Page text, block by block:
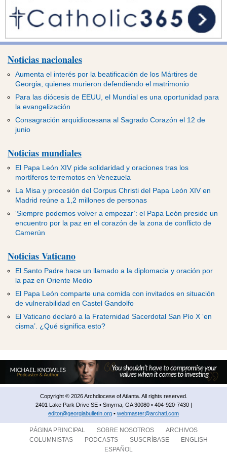
Noticias nacionales
Aumenta el interés por la beatificación de los Mártires de
Georgia, quienes murieron defendiendo el matrimonio
Para las diócesis de EEUU, el Mundial es una oportunidad para
la evangelización
Consagración arquidiocesana al Sagrado Corazón el 12 de
junio
Noticias mundiales
El Papa León XIV pide solidaridad y oraciones tras los
mortíferos terremotos en Venezuela
La Misa y procesión del Corpus Christi del Papa León XIV en
Madrid reúne a 1,2 millones de personas
‘Siempre podemos volver a empezar’: el Papa León preside un
encuentro por la paz en el corazón de la zona de conflicto de
Camerún
Noticias Vaticano
El Santo Padre hace un llamado a la diplomacia y oración por
la paz en Oriente Medio
El Papa León comparte una comida con invitados en situación
de vulnerabilidad en Castel Gandolfo
El Vaticano declaró a la Fraternidad Sacerdotal San Pío X ‘en
cisma’. ¿Qué significa esto?
Copyright © 2026 Archdiocese of Atlanta. All rights reserved.
2401 Lake Park Drive SE • Smyrna, GA 30080 • 404-920-7430 |
editor@georgiabulletin.org • webmaster@archatl.com
PÁGINA PRINCIPAL SOBRE NOSOTROS
ARCHIVOS
COLUMNISTAS
PODCASTS SUSCRÍBASE
ENGLISH
ESPAÑOL